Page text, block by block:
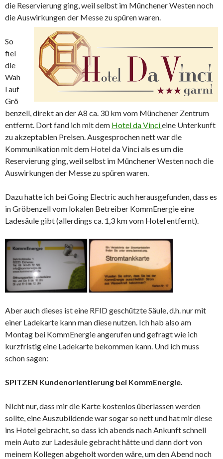
die Reservierung ging, weil selbst im Münchener Westen noch
die Auswirkungen der Messe zu spüren waren.
So
fiel
die
Wah
l auf
Grö
benzell, direkt an der A8 ca. 30 km vom Münchener Zentrum
entfernt. Dort fand ich mit dem Hotel da Vincieine Unterkunft
zu akzeptablen Preisen. Ausgesprochen nett war die
Kommunikation mit dem Hotel da Vinci als es um die
Reservierung ging, weil selbst im Münchener Westen noch die
Auswirkungen der Messe zu spüren waren.
Dazu hatte ich bei Going Electric auch herausgefunden, dass es
in Gröbenzell vom lokalen Betreiber KommEnergie eine
Ladesäule gibt (allerdings ca. 1,3 km vom Hotel entfernt).
Aber auch dieses ist eine RFID geschützte Säule, d.h. nur mit
einer Ladekarte kann man diese nutzen. Ich hab also am
Montag bei KommEnergie angerufen und gefragt wie ich
kurzfristig eine Ladekarte bekommen kann. Und ich muss
schon sagen:
SPITZEN Kundenorientierung bei KommEnergie.
Nicht nur, dass mir die Karte kostenlos überlassen werden
sollte, eine Auszubildende war sogar so nett und hat mir diese
ins Hotel gebracht, so dass ich abends nach Ankunft schnell
mein Auto zur Ladesäule gebracht hätte und dann dort von
meinem Kollegen abgeholt worden wäre, um den Abend noch